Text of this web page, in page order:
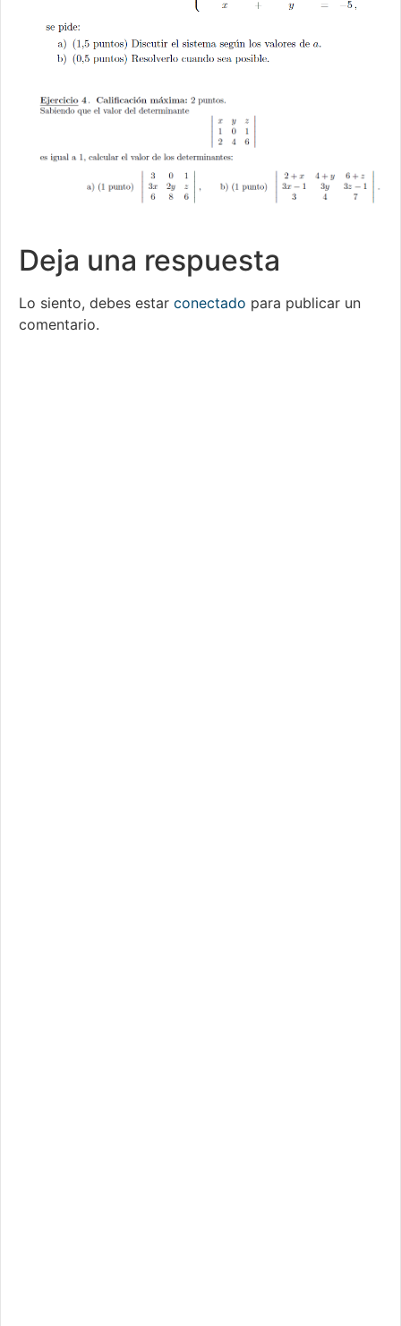
Deja una respuesta
Lo siento, debes estar conectado para publicar un
comentario.